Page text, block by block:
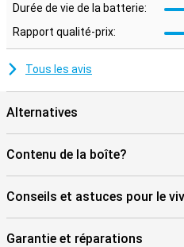
Durée de vie de la batterie:
Rapport qualité-prix:
Tous les avis
Alternatives
Contenu de la boîte?
Conseils et astuces pour le
Garantie et réparations